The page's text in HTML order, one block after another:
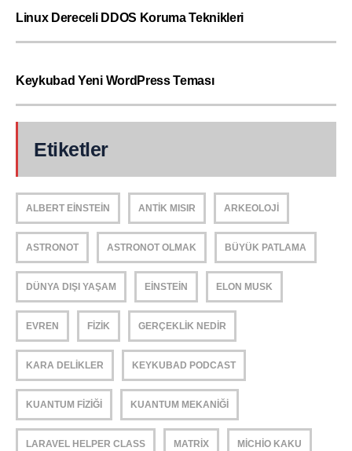
Linux Dereceli DDOS Koruma Teknikleri
Keykubad Yeni WordPress Teması
Etiketler
ALBERT EINSTEIN ANTIK MISIR ARKEOLOJI
ASTRONOT ASTRONOT OLMAK BÜYÜK PATLAMA
DÜNYA DIŞI YAŞAM EINSTEIN ELON MUSK
EVREN FIZIK GERÇEKLIK NEDIR
KARA DELIKLER KEYKUBAD PODCAST
KUANTUM FIZIĞI KUANTUM MEKANIĞI
LARAVEL HELPER CLASS MATRIX MICHIO KAKU